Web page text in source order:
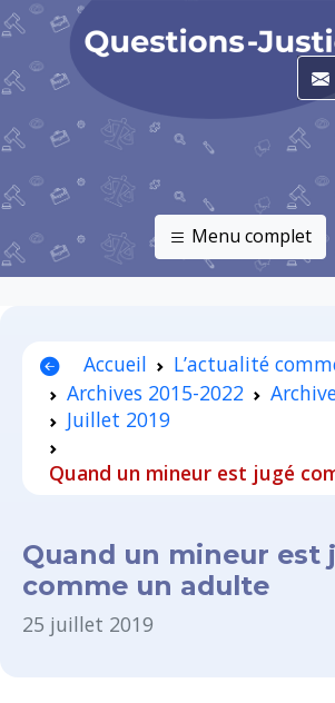
Menu complet
Accueil
L’actualité
Archives 2015-2022
Juillet 2019
Quand un mineur est jugé
Quand un mineur est
comme un adulte
25 juillet 2019